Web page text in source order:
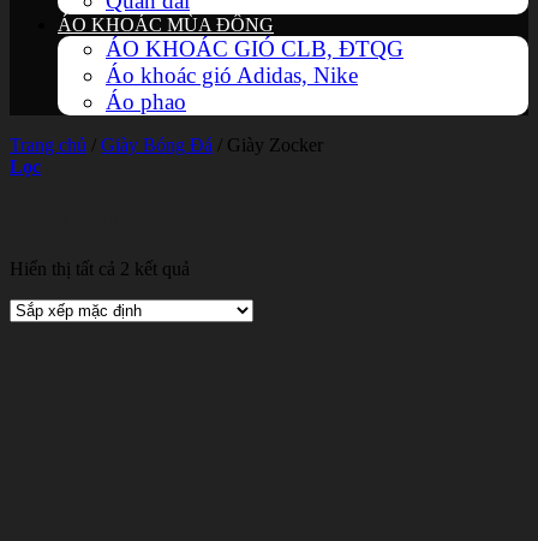
ÁO KHOÁC MÙA ĐÔNG
ÁO KHOÁC GIÓ CLB, ĐTQG
Áo khoác gió Adidas, Nike
Áo phao
Trang chủ / Giày Bóng Đá / Giày Zocker
Lọc
Hiển thị tất cả 2 kết quả